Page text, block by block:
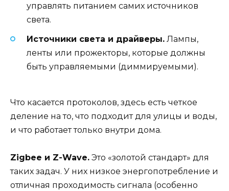
управлять питанием самих источников
света.
Источники света и драйверы. Лампы,
ленты или прожекторы, которые должны
быть управляемыми (диммируемыми).
Что касается протоколов, здесь есть четкое
деление на то, что подходит для улицы и воды,
и что работает только внутри дома.
Zigbee и Z-Wave. Это «золотой стандарт» для
таких задач. У них низкое энергопотребление и
отличная проходимость сигнала (особенно